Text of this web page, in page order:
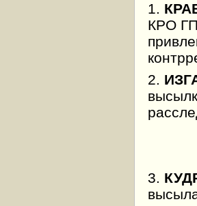
1.
КРО
2.
3.